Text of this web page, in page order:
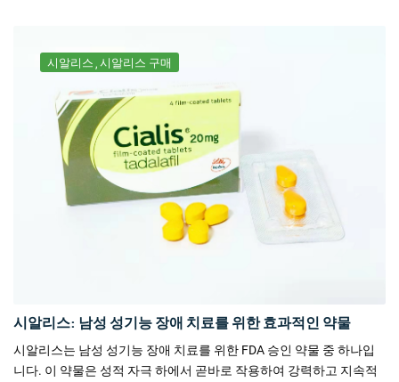
시알리스 시알리스 구매
시알리스: 남성 성기능 장애 치료를 위한 효과적인 약물
시알리스는 남성 성기능 장애 치료를 위한 FDA 승인 약물 중 하나입
니다. 이 약물은 성적 자극 하에서 곧바로 작용하여 강력하고 지속적